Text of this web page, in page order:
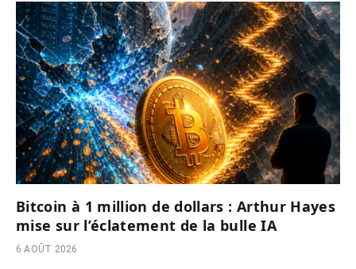
Bitcoin à 1 million de dollars : Arthur Hayes
mise sur l’éclatement de la bulle IA
6 AOÛT 2026